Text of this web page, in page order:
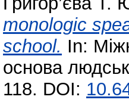
monologic
school. In:
основа
118. DOI: